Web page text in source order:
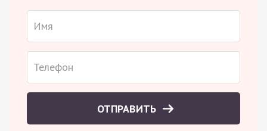
ОТПРАВИТЬ